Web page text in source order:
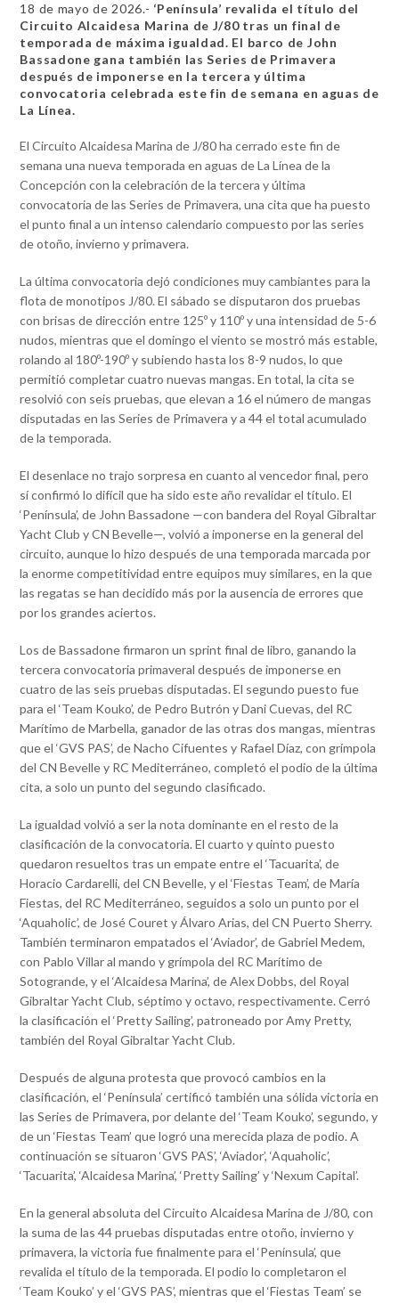
18 de mayo de 2026.- ‘Península’ revalida el título del
Circuito Alcaidesa Marina de J/80 tras un final de
temporada de máxima igualdad. El barco de John
Bassadone gana también las Series de Primavera
después de imponerse en la tercera y última
convocatoria celebrada este fin de semana en aguas de
La Línea.
El Circuito Alcaidesa Marina de J/80 ha cerrado este fin de
semana una nueva temporada en aguas de La Línea de la
Concepción con la celebración de la tercera y última
convocatoria de las Series de Primavera, una cita que ha puesto
el punto final a un intenso calendario compuesto por las series
de otoño, invierno y primavera.
La última convocatoria dejó condiciones muy cambiantes para la
flota de monotipos J/80. El sábado se disputaron dos pruebas
con brisas de dirección entre 125º y 110º y una intensidad de 5-6
nudos, mientras que el domingo el viento se mostró más estable,
rolando al 180º-190º y subiendo hasta los 8-9 nudos, lo que
permitió completar cuatro nuevas mangas. En total, la cita se
resolvió con seis pruebas, que elevan a 16 el número de mangas
disputadas en las Series de Primavera y a 44 el total acumulado
de la temporada.
El desenlace no trajo sorpresa en cuanto al vencedor final, pero
sí confirmó lo difícil que ha sido este año revalidar el título. El
‘Península’, de John Bassadone —con bandera del Royal Gibraltar
Yacht Club y CN Bevelle—, volvió a imponerse en la general del
circuito, aunque lo hizo después de una temporada marcada por
la enorme competitividad entre equipos muy similares, en la que
las regatas se han decidido más por la ausencia de errores que
por los grandes aciertos.
Los de Bassadone firmaron un sprint final de libro, ganando la
tercera convocatoria primaveral después de imponerse en
cuatro de las seis pruebas disputadas. El segundo puesto fue
para el ‘Team Kouko’, de Pedro Butrón y Dani Cuevas, del RC
Marítimo de Marbella, ganador de las otras dos mangas, mientras
que el ‘GVS PAS’, de Nacho Cifuentes y Rafael Díaz, con grímpola
del CN Bevelle y RC Mediterráneo, completó el podio de la última
cita, a solo un punto del segundo clasificado.
La igualdad volvió a ser la nota dominante en el resto de la
clasificación de la convocatoria. El cuarto y quinto puesto
quedaron resueltos tras un empate entre el ‘Tacuarita’, de
Horacio Cardarelli, del CN Bevelle, y el ‘Fiestas Team’, de María
Fiestas, del RC Mediterráneo, seguidos a solo un punto por el
‘Aquaholic’, de José Couret y Álvaro Arias, del CN Puerto Sherry.
También terminaron empatados el ‘Aviador’, de Gabriel Medem,
con Pablo Villar al mando y grímpola del RC Marítimo de
Sotogrande, y el ‘Alcaidesa Marina’, de Alex Dobbs, del Royal
Gibraltar Yacht Club, séptimo y octavo, respectivamente. Cerró
la clasificación el ‘Pretty Sailing’, patroneado por Amy Pretty,
también del Royal Gibraltar Yacht Club.
Después de alguna protesta que provocó cambios en la
clasificación, el ‘Península’ certificó también una sólida victoria en
las Series de Primavera, por delante del ‘Team Kouko’, segundo, y
de un ‘Fiestas Team’ que logró una merecida plaza de podio. A
continuación se situaron ‘GVS PAS’, ‘Aviador’, ‘Aquaholic’,
‘Tacuarita’, ‘Alcaidesa Marina’, ‘Pretty Sailing’ y ‘Nexum Capital’.
En la general absoluta del Circuito Alcaidesa Marina de J/80, con
la suma de las 44 pruebas disputadas entre otoño, invierno y
primavera, la victoria fue finalmente para el ‘Península’, que
revalida el título de la temporada. El podio lo completaron el
‘Team Kouko’ y el ‘GVS PAS’, mientras que el ‘Fiestas Team’ se